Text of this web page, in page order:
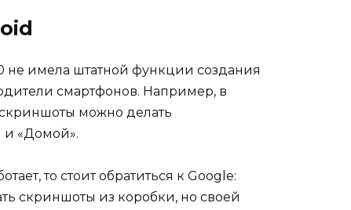
не имела штатной функции создания
смартфонов. Например, в
скриншоты можно делать
«Домой».
то стоит обратиться к Google:
скриншоты из коробки, но своей